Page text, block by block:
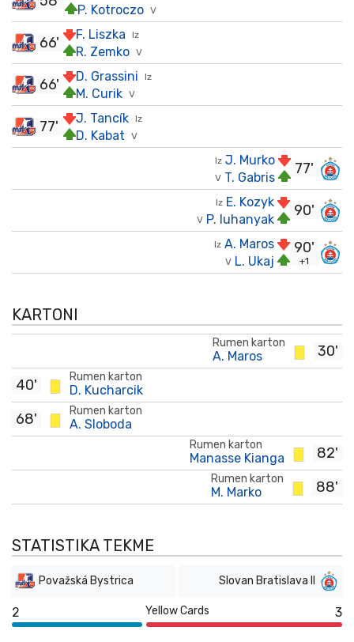
V
P. Kotroczo
Iz
F. Liszka
V
R. Zemko
66'
Iz
D. Grassini
V
M. Curik
66'
Iz
J. Tancík
V
D. Kabat
77'
77'
Iz J. Murko
V T. Gabris
90'
Iz E. Kozyk
V P. Iuhanyak
90'
+1
Iz A. Maros
V L. Ukaj
KARTONI
30'
Rumen karton
A. Maros
Rumen karton
D. Kucharcik
40'
Rumen karton
A. Sloboda
68'
82'
Rumen karton
Manasse Kianga
88'
Rumen karton
M. Marko
STATISTIKA TEKME
Považská Bystrica Slovan Bratislava II
2 Yellow Cards 3